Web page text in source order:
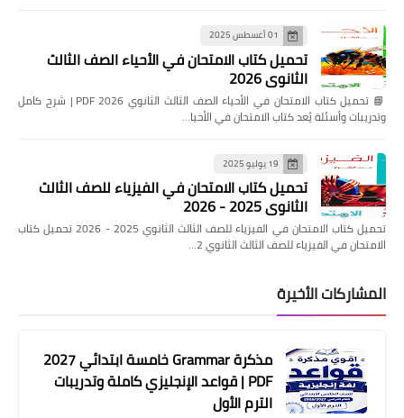
01 أغسطس 2025
تحميل كتاب الامتحان في الأحياء الصف الثالث
الثانوي 2026
📘 تحميل كتاب الامتحان في الأحياء الصف الثالث الثانوي 2026 PDF | شرح كامل
وتدريبات وأسئلة يُعد كتاب الامتحان في الأحيا…
19 يوليو 2025
تحميل كتاب الامتحان في الفيزياء للصف الثالث
الثانوي 2025 - 2026
تحميل كتاب الامتحان في الفيزياء للصف الثالث الثانوي 2025 - 2026 تحميل كتاب
الامتحان في الفيزياء للصف الثالث الثانوي 2…
المشاركات الأخيرة
مذكرة Grammar خامسة ابتدائي 2027
PDF | قواعد الإنجليزي كاملة وتدريبات
الترم الأول